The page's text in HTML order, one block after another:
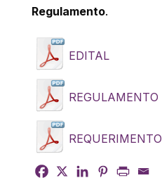
Regulamento.
EDITAL
REGULAMENTO
REQUERIMENTO